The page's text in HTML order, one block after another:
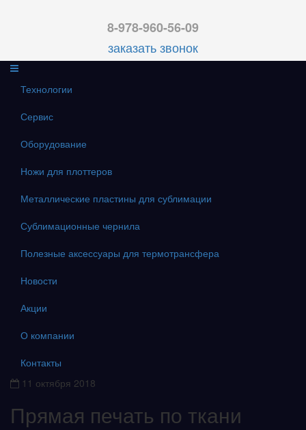
8-978-960-56-09
заказать звонок
Технологии
Сервис
Оборудование
Ножи для плоттеров
Металлические пластины для сублимации
Сублимационные чернила
Полезные аксессуары для термотрансфера
Новости
Акции
О компании
Контакты
11 октября 2018
Прямая печать по ткани